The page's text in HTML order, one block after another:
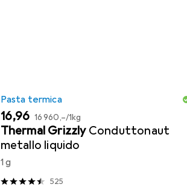
Pasta termica
EUR
16,96 EUR
16 960,–/1kg
Thermal Grizzly Conduttonaut
metallo liquido
1 g
525